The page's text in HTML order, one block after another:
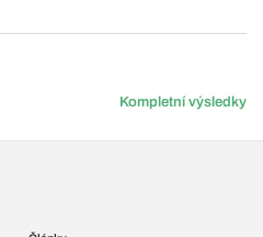
Kompletní výsledky